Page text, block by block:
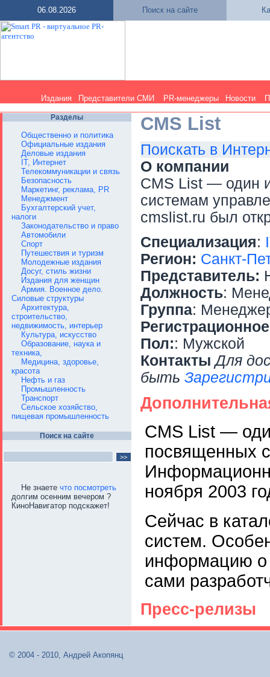
06.08.2026 Поиск на сайте
Издания Представители СМИ PR-менеджеры Новости
Разделы
Общественно и политика
Официальные издания
Деловые издания
IT, Интернет
Телекоммуникации и связь
Безопасность
Маркетинг, реклама, PR
Менеджмент
Бухгалтерский учет,
налоги
Законодательство и право
Автомобили
Спорт
Путешествия и туризм
Молодежные издания
Досуг, стиль жизни
Издания для женщин
Армия. Военное дело.
Силовые структуры
Архитектура,
строительство,
недвижимость, интерьер
Культура, искусство
Образование, наука и
техника,
Медицина, здоровье,
красота
Нефть и газ
Промышленность
Транспорт
Сельское хозяйство,
пищевая промышленность
Поиск на сайте
Не знаете что посмотреть
долгим осенним вечером ?
КиноНавигатор подскажет!
CMS List
Поискать в
О компании
CMS List — один
системам
cmslist.ru был
Специализация:
Регион: Санкт-
Представитель:
Должность:
Группа:
Пол:: Мужской
Контакты Для
быть
CMS List —
посвященных
ноября 2003
Сейчас в
систем.
информацию о
сами
Пресс-релизы
© 2004 - 2010, Андрей Акопянц